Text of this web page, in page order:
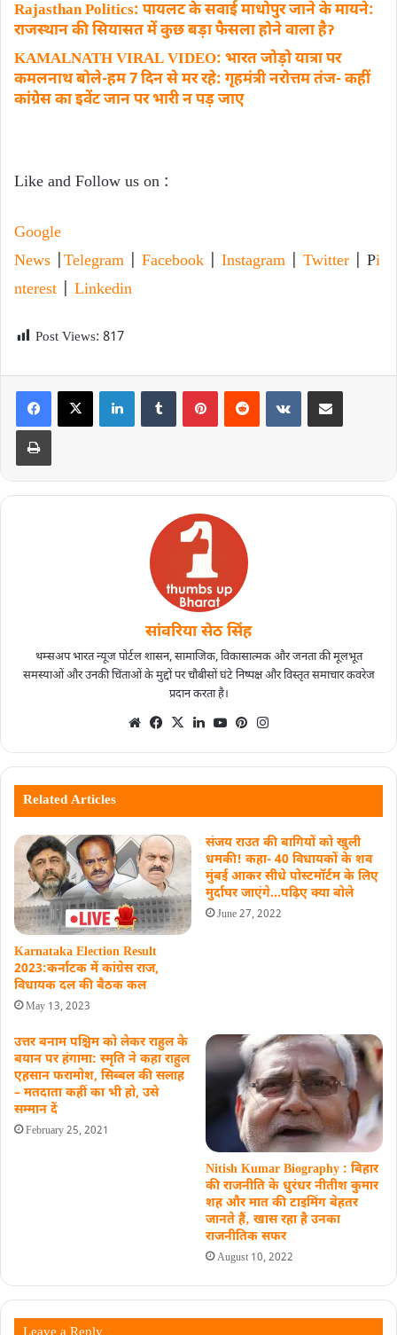
Rajasthan Politics: पायलट के सवाई माधोपुर जाने के मायने:
राजस्थान की सियासत में कुछ बड़ा फैसला होने वाला हैॽ
KAMALNATH VIRAL VIDEO: भारत जोड़ो यात्रा पर
कमलनाथ बोले-हम 7 दिन से मर रहे: गृहमंत्री नरोत्तम तंज- कहीं
कांग्रेस का इवेंट जान पर भारी न पड़ जाए
Like and Follow us on :
Google
News
Telegram Facebook Instagram Twitter | Pi
nterest
Linkedin
Post Views: 817
सांवरिया सेठ सिंह
थम्सअप भारत न्यूज पोर्टल शासन, सामाजिक, विकासात्मक और जनता की मूलभूत
समस्याओं और उनकी चिंताओं के मुद्दों पर चौबीसों घंटे निष्पक्ष और विस्तृत समाचार कवरेज
प्रदान करता है।
Related Articles
Karnataka Election Result
2023:कर्नाटक में कांग्रेस राज,
विधायक दल की बैठक कल
May 13, 2023
संजय राउत की बागियों को खुली
धमकी! कहा- 40 विधायकों के शव
मुंबई आकर सीधे पोस्टमॉर्टम के लिए
मुर्दाघर जाएंगे…पढ़िए ​क्या बोले
June 27, 2022
उत्तर बनाम पश्चिम को लेकर राहुल के
बयान पर हंगामा: स्मृति ने कहा राहुल
एहसान फरामोश, सिब्बल की सलाह
– मतदाता कहीं का भी हो, उसे
सम्मान दें
February 25, 2021
Nitish Kumar Biography : बिहार
की राजनीति के धुरंधर नीतीश कुमार
शह और मात की टाइमिंग बेहतर
जानते हैं‚ खास रहा है उनका
राजनीतिक सफर
August 10, 2022